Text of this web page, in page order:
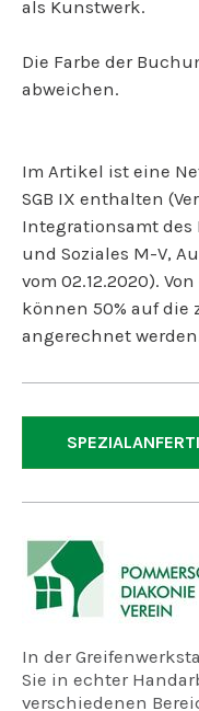
als Kunstwerk.
Die Farbe der
abweichen.
Im Artikel ist eine
SGB IX enthalten
Integrationsamt des
und Soziales M-V,
vom 02.12.2020).
können 50% auf die
angerechnet
In der
Sie in echter
verschiedenen